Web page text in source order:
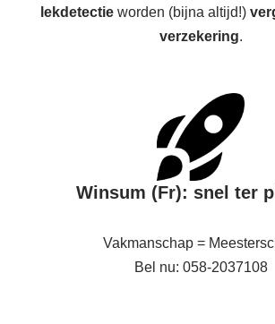
lekdetectie worden (bijna altijd!)
verzekering.
Winsum (Fr): snel ter
Vakmanschap =
Bel nu: 058-2037108